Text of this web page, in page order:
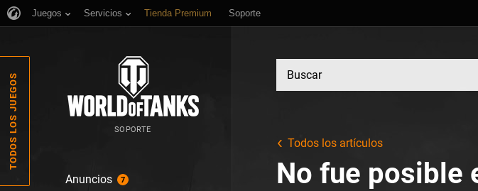
Juegos Servicios Tienda Premium Soporte
TODOS LOS JUEGOS SOPORTE
Anuncios 7
Todos los artículos
No fue posible